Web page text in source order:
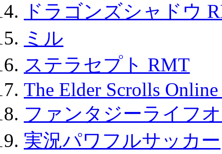
ドラゴンズシャドウ
ミル
ステラセプト RMT
The Elder Scrolls
ファンタジーライフ
実況パワフルサッカー